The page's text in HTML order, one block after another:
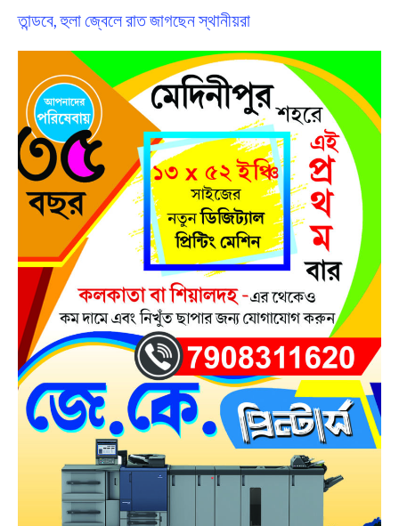
তান্ডবে, হুলা জ্বেলে রাত জাগছেন স্থানীয়রা